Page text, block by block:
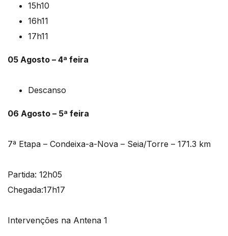
15h10
16h11
17h11
05 Agosto – 4ª feira
Descanso
06 Agosto – 5ª feira
7ª Etapa – Condeixa-a-Nova – Seia/Torre – 171.3 km
Partida: 12h05
Chegada:17h17
Intervenções na Antena 1